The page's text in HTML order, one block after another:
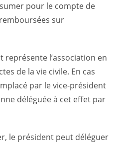
pour le compte de
sur
l’association en
de la vie civile. En cas
par le vice-président
déléguée à cet effet par
le président peut déléguer